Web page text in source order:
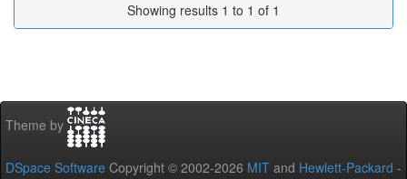
Showing results 1 to 1 of 1
Theme by
DSpace Software Copyright © 2002-2026 MIT and Hewlett-Packard -